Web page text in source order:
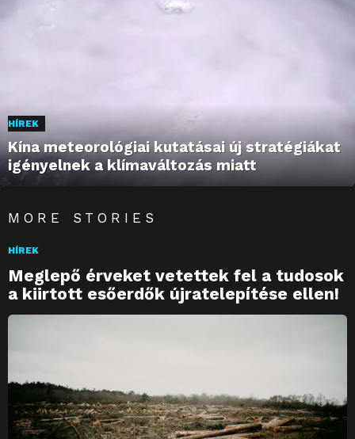
HÍREK
Kína meteorológiai kutatásai új stratégiákat
igényelnek a klímaváltozás miatt
MORE STORIES
HÍREK
Meglepő érveket vetettek fel a tudosok
a kiirtott esőerdők újratelepítése ellen!